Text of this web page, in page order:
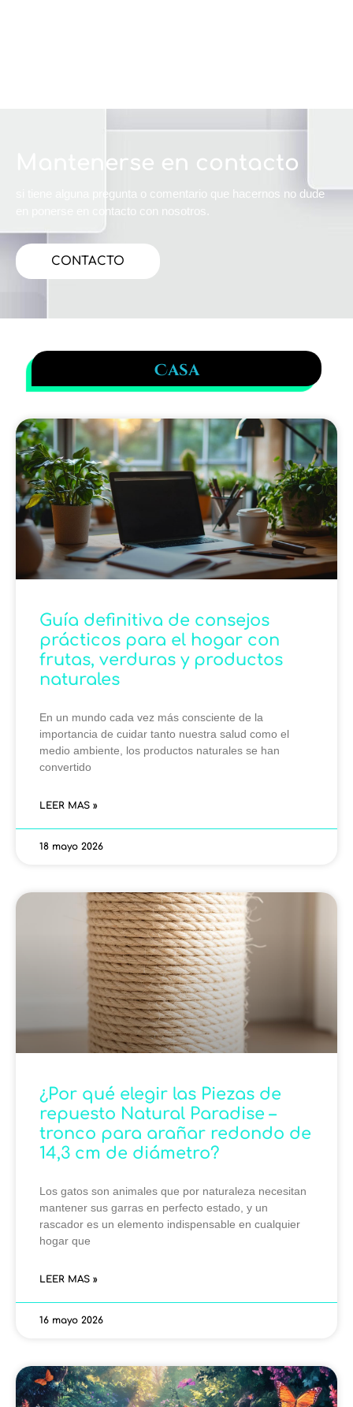
Mantenerse en contacto
si tiene alguna pregunta o comentario que hacernos no dude
en ponerse en contacto con nosotros.
CONTACTO
Casa
Guía definitiva de consejos
prácticos para el hogar con
frutas, verduras y productos
naturales
En un mundo cada vez más consciente de la
importancia de cuidar tanto nuestra salud como el
medio ambiente, los productos naturales se han
convertido
LEER MAS »
18 mayo 2026
¿Por qué elegir las Piezas de
repuesto Natural Paradise –
tronco para arañar redondo de
14,3 cm de diámetro?
Los gatos son animales que por naturaleza necesitan
mantener sus garras en perfecto estado, y un
rascador es un elemento indispensable en cualquier
hogar que
LEER MAS »
16 mayo 2026